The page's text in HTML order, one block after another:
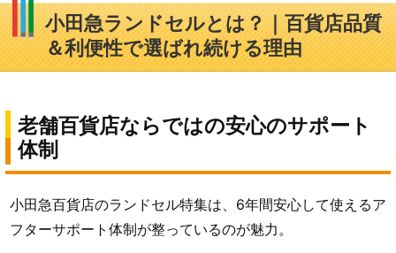
小田急ランドセルとは？｜百貨店品質
＆利便性で選ばれ続ける理由
老舗百貨店ならではの安心のサポート
体制
小田急百貨店のランドセル特集は、6年間安心して使えるア
フターサポート体制が整っているのが魅力。